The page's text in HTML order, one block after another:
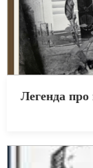
Легенда